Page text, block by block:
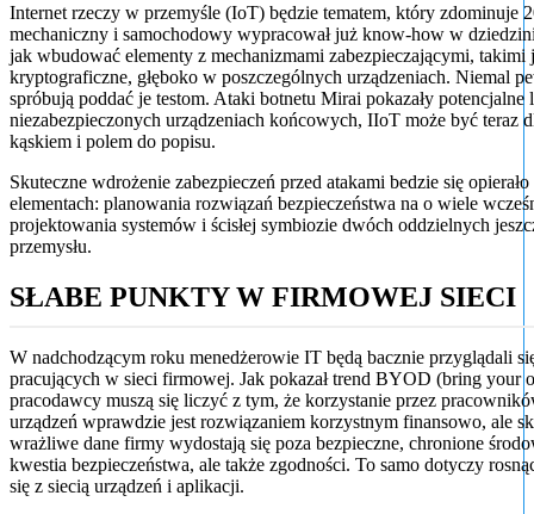
Internet rzeczy w przemyśle (IoT) będzie tematem, który zdominuje
mechaniczny i samochodowy wypracował już know-how w
jak wbudować elementy z mechanizmami zabezpieczającymi, takimi
kryptograficzne, głęboko w poszczególnych urządzeniach. Niemal
spróbują poddać je testom. Ataki botnetu Mirai pokazały potencjalne
niezabezpieczonych urządzeniach końcowych, IIoT może być teraz
kąskiem i polem do popisu.
Skuteczne wdrożenie zabezpieczeń przed atakami bedzie się
elementach: planowania rozwiązań bezpieczeństwa na o wiele
projektowania systemów i ścisłej symbiozie dwóch oddzielnych
przemysłu.
SŁABE PUNKTY W FIRMOWEJ SIECI
W nadchodzącym roku menedżerowie IT będą bacznie przyglądali
pracujących w sieci firmowej. Jak pokazał trend BYOD (bring your
pracodawcy muszą się liczyć z tym, że korzystanie przez
urządzeń wprawdzie jest rozwiązaniem korzystnym finansowo, ale
wrażliwe dane firmy wydostają się poza bezpieczne, chronione
kwestia bezpieczeństwa, ale także zgodności. To samo dotyczy
się z siecią urządzeń i aplikacji.